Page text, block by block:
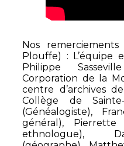
Nos
Plouffe) : L’équipe
Philippe
Corporation de la
centre d’archives
Collège de
(Généalogiste),
général), Pierrette
ethnologue),